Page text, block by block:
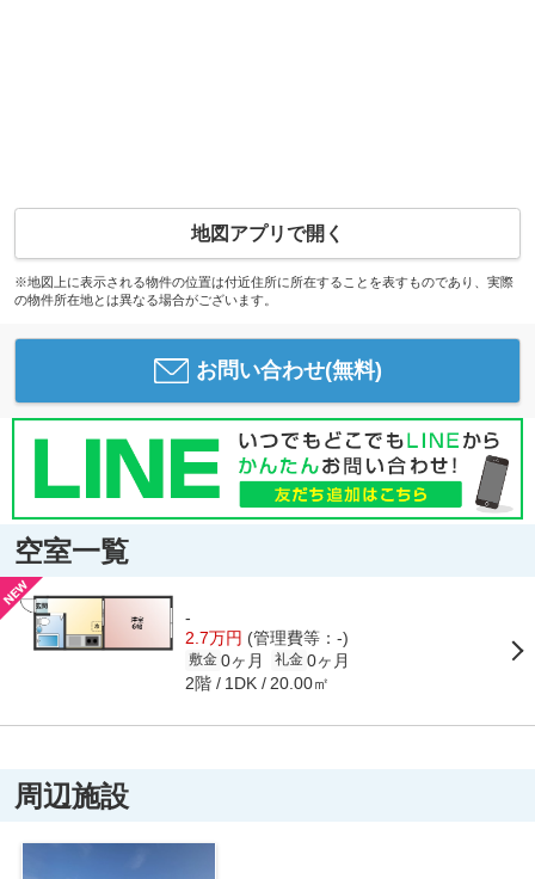
地図アプリで開く
※地図上に表示される物件の位置は付近住所に所在することを表すものであり、実際
の物件所在地とは異なる場合がございます。
お問い合わせ(無料)
空室一覧
-
2.7万円 (管理費等：-)
敷金 0ヶ月 礼金 0ヶ月
2階 1DK 20.00㎡
周辺施設